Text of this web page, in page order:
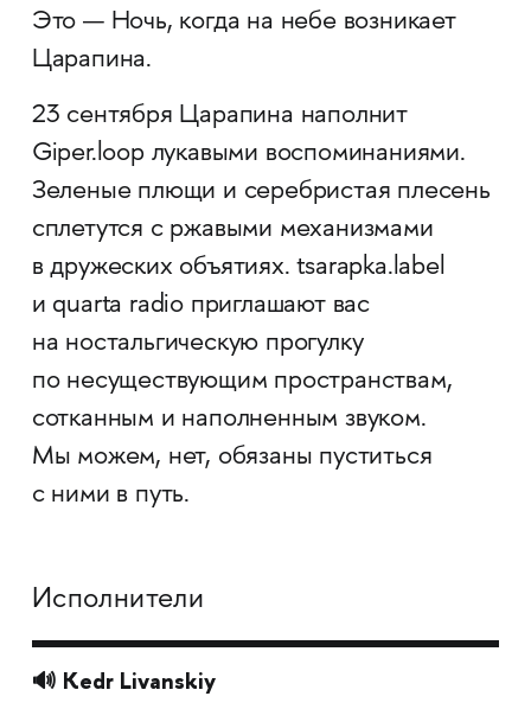
Это — Ночь, когда на небе возникает
Царапина.
23 сентября Царапина наполнит
Giper.loop лукавыми воспоминаниями.
Зеленые плющи и серебристая плесень
сплетутся с ржавыми механизмами
в дружеских объятиях. tsarapka.label
и quarta radio приглашают вас
на ностальгическую прогулку
по несуществующим пространствам,
сотканным и наполненным звуком.
Мы можем, нет, обязаны пуститься
с ними в путь.
Исполнители
🔊 Kedr Livanskiy